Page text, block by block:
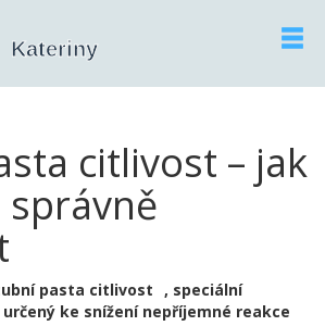
citlivost – jak
pasta citlivost , speciální
ke snížení nepříjemné reakce